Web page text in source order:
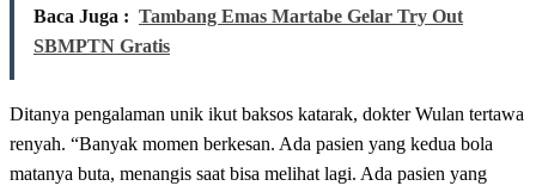
Baca Juga : Tambang Emas Martabe Gelar Try Out
SBMPTN Gratis
Ditanya pengalaman unik ikut baksos katarak, dokter Wulan tertawa
renyah. “Banyak momen berkesan. Ada pasien yang kedua bola
matanya buta, menangis saat bisa melihat lagi. Ada pasien yang